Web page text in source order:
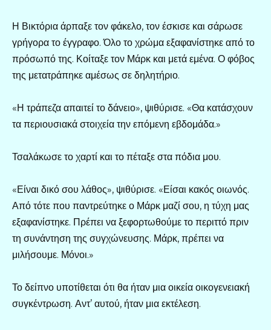
Η Βικτόρια άρπαξε τον φάκελο, τον έσκισε και σάρωσε
γρήγορα το έγγραφο. Όλο το χρώμα εξαφανίστηκε από το
πρόσωπό της. Κοίταξε τον Μάρκ και μετά εμένα. Ο φόβος
της μετατράπηκε αμέσως σε δηλητήριο.
«Η τράπεζα απαιτεί το δάνειο», ψιθύρισε. «Θα κατάσχουν
τα περιουσιακά στοιχεία την επόμενη εβδομάδα.»
Τσαλάκωσε το χαρτί και το πέταξε στα πόδια μου.
«Είναι δικό σου λάθος», ψιθύρισε. «Είσαι κακός οιωνός.
Από τότε που παντρεύτηκε ο Μάρκ μαζί σου, η τύχη μας
εξαφανίστηκε. Πρέπει να ξεφορτωθούμε το περιττό πριν
τη συνάντηση της συγχώνευσης. Μάρκ, πρέπει να
μιλήσουμε. Μόνοι.»
Το δείπνο υποτίθεται ότι θα ήταν μια οικεία οικογενειακή
συγκέντρωση. Αντ’ αυτού, ήταν μια εκτέλεση.